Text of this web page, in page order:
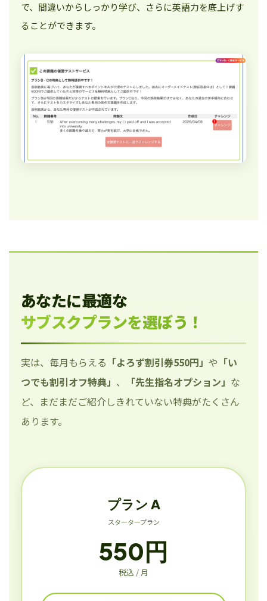
で、間違いからしっかり学び、さらに英語力を底上げす
ることができます。
あなたに最適な
サブスクプランを選ぼう！
実は、毎月もらえる 「よろず割引券550円」 や 「い
つでも割引オフ特典」 、 「先生指名オプション」 な
ど、まだまだご紹介しきれていない特典がたくさん
あります。
プラン A
スタータープラン
550円
税込 / 月